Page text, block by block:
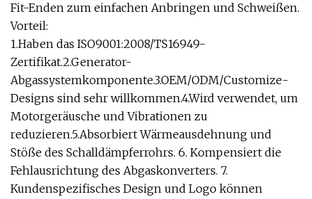
Fit-Enden zum einfachen Anbringen und Schweißen.
Vorteil:
1.Haben das ISO9001:2008/TS16949-
Zertifikat.2.Generator-
Abgassystemkomponente.3.OEM/ODM/Customize-
Designs sind sehr willkommen.4.Wird verwendet, um
Motorgeräusche und Vibrationen zu
reduzieren.5.Absorbiert Wärmeausdehnung und
Stöße des Schalldämpferrohrs. 6. Kompensiert die
Fehlausrichtung des Abgaskonverters. 7.
Kundenspezifisches Design und Logo können